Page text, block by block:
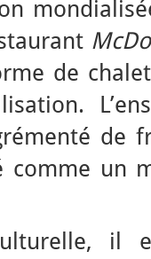
de
de
un
il